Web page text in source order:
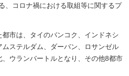
、コロナ禍における取組等に関するプ
市は、タイのバンコク、インドネシ
ステルダム、ダーバン、ロサンゼル
ウランバートルとなり、その他8都市